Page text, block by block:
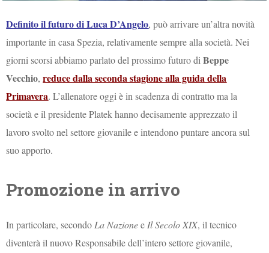
Definito il futuro di Luca D’Angelo, può arrivare un’altra novità
importante in casa Spezia, relativamente sempre alla società. Nei
giorni scorsi abbiamo parlato del prossimo futuro diBeppe
Vecchio,reduce dalla seconda stagione alla guida della
Primavera. L’allenatore oggi è in scadenza di contratto ma la
società e il presidente Platek hanno decisamente apprezzato il
lavoro svolto nel settore giovanile e intendono puntare ancora sul
suo apporto.
Promozione in arrivo
In particolare, secondo La Nazionee Il Secolo XIX, il tecnico
diventerà il nuovo Responsabile dell’intero settore giovanile,